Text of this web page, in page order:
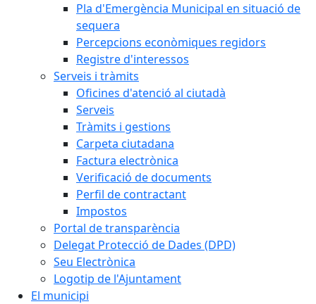
Pla d'Emergència Municipal en situació de
sequera
Percepcions econòmiques regidors
Registre d'interessos
Serveis i tràmits
Oficines d'atenció al ciutadà
Serveis
Tràmits i gestions
Carpeta ciutadana
Factura electrònica
Verificació de documents
Perfil de contractant
Impostos
Portal de transparència
Delegat Protecció de Dades (DPD)
Seu Electrònica
Logotip de l'Ajuntament
El municipi